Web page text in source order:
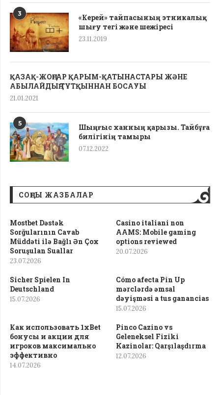
3
«Керей» тайпасының этникалық
шығу тегі жəне шежіресі
23.11.2019
ҚАЗАҚ-ЖОҢҒАР ҚАРЫМ-ҚАТЫНАСТАРЫ ЖӘНЕ
АБЫЛАЙДЫҢ ТҰТҚЫННАН БОСАУЫ
21.01.2021
5
Шыңғыс ханның қарызы. Тайбұға
билігінің тамыры
07.12.2022
СОҢҒЫ ЖАЗБАЛАР
Mostbet Dəstək
Sorğularının Cavab
Müddəti ilə Bağlı Ən Çox
Soruşulan Suallar
23.07.2026
Casino italiani non
AAMS: Mobile gaming
options reviewed
20.07.2026
Sicher Spielen In
Deutschland
15.07.2026
Cómo afecta Pin Up
mərclərdə əmsal
dəyişməsi a tus ganancias
15.07.2026
Как использовать 1xBet
бонусы и акции для
игроков максимально
эффективно
14.07.2026
Pinco Cazino vs
Geleneksel Fiziki
Kazinolar: Qarşılaşdırma
12.07.2026